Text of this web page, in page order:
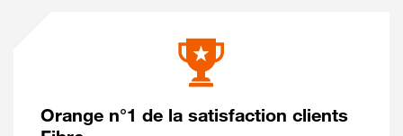
Orange n°1 de la satisfaction clients